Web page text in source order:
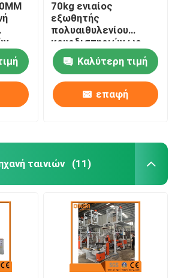
70kg ενιαίος
εξωθητής
πολυαιθυλενίου
κουρδιστηριών ωρ.
18.5Kw
Καλύτερη τιμή
επαφή
ταινιών (11)